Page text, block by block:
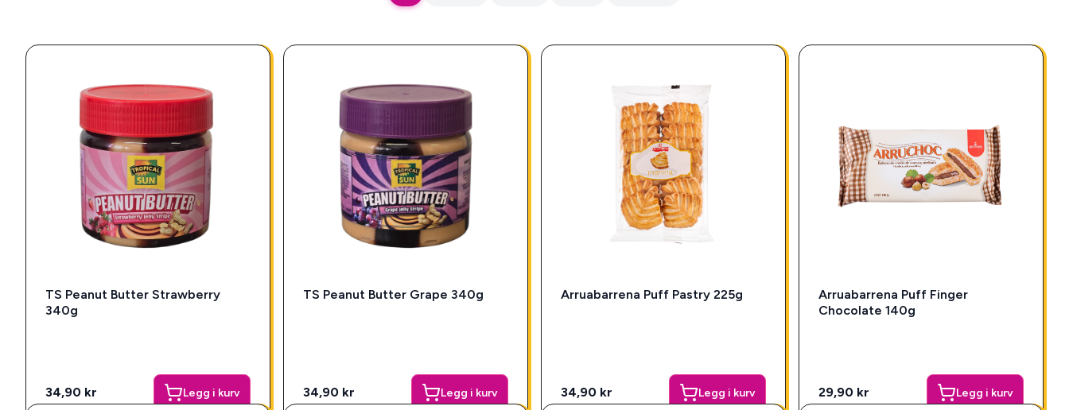
TS Peanut Butter Strawberry
340g
34,90 kr Legg i kurv
TS Peanut Butter Grape 340g
34,90 kr Legg i kurv
Arruabarrena Puff Pastry 225g
34,90 kr Legg i kurv
Arruabarrena Puff Finger
Chocolate 140g
29,90 kr Legg i kurv